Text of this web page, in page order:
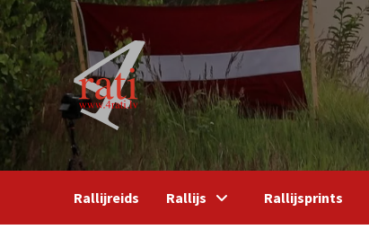
Skip
to
content
Rallijreids Rallijs Rallijsprints